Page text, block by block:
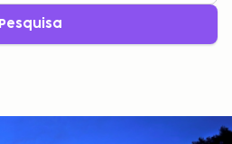
Pesquisa